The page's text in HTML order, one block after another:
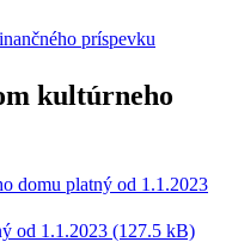
kultúrneho
od 1.1.2023 (127.5 kB)